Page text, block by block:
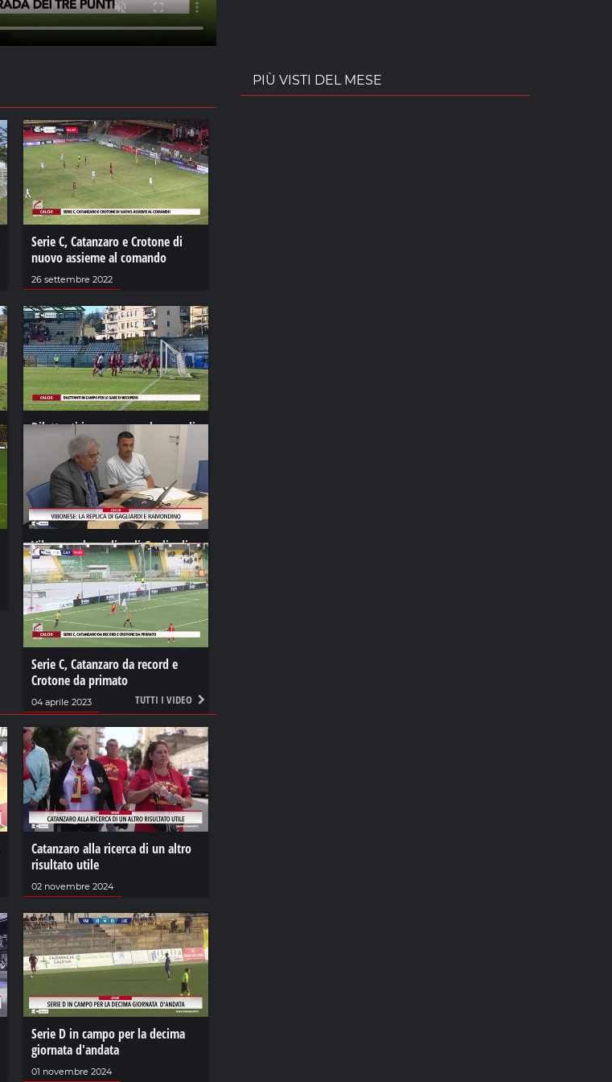
Serie C, Catanzaro e Crotone di
nuovo assieme al comando
26 settembre 2022
Dilettanti in campo per le gare di
recupero
28 dicembre 2021
Vibonese: la replica di Gagliardi e
Ramondino
22 giugno 2024
Serie C, Catanzaro da record e
Crotone da primato
04 aprile 2023 TUTTI I VIDEO
Catanzaro alla ricerca di un altro
risultato utile
02 novembre 2024
Serie D in campo per la decima
giornata d'andata
01 novembre 2024
PIÙ VISTI DEL MESE